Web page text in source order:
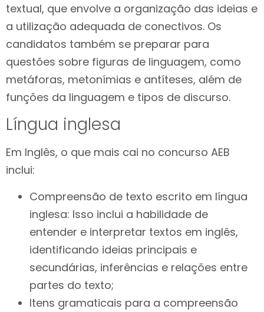
textual, que envolve a organização das ideias e
a utilização adequada de conectivos. Os
candidatos também se preparar para
questões sobre figuras de linguagem, como
metáforas, metonímias e antíteses, além de
funções da linguagem e tipos de discurso.
Língua inglesa
Em Inglês, o que mais cai no concurso AEB
inclui:
Compreensão de texto escrito em língua
inglesa: Isso inclui a habilidade de
entender e interpretar textos em inglês,
identificando ideias principais e
secundárias, inferências e relações entre
partes do texto;
Itens gramaticais para a compreensão